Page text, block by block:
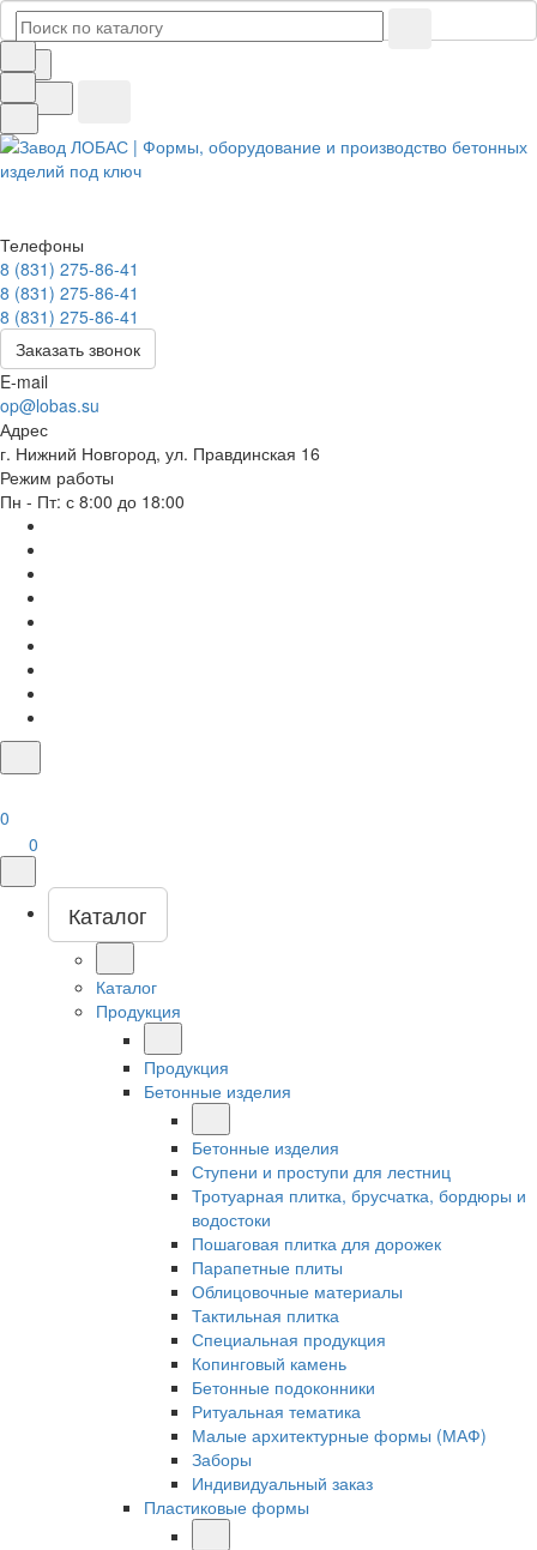
Телефоны
8 (831) 275-86-41
8 (831) 275-86-41
8 (831) 275-86-41
Заказать звонок
E-mail
op@lobas.su
Адрес
г. Нижний Новгород, ул. Правдинская 16
Режим работы
Пн - Пт: с 8:00 до 18:00
0
0
Каталог
Каталог
Продукция
Продукция
Бетонные изделия
Бетонные изделия
Ступени и проступи для лестниц
Тротуарная плитка, брусчатка, бордюры и
водостоки
Пошаговая плитка для дорожек
Парапетные плиты
Облицовочные материалы
Тактильная плитка
Специальная продукция
Копинговый камень
Бетонные подоконники
Ритуальная тематика
Малые архитектурные формы (МАФ)
Заборы
Индивидуальный заказ
Пластиковые формы